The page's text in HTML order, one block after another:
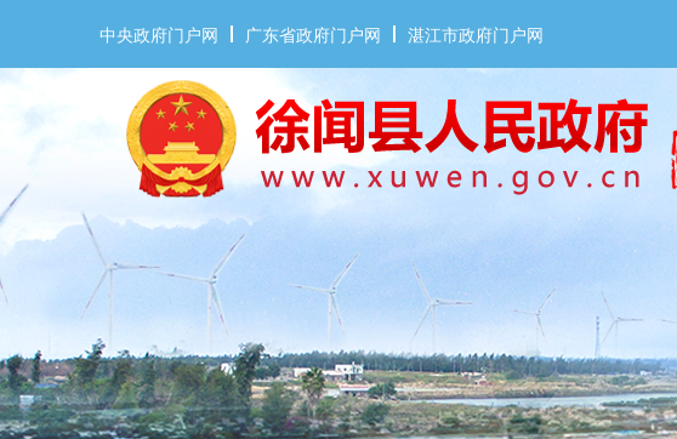
中央政府门户网 广东省政府门户网 湛江市政府门户网